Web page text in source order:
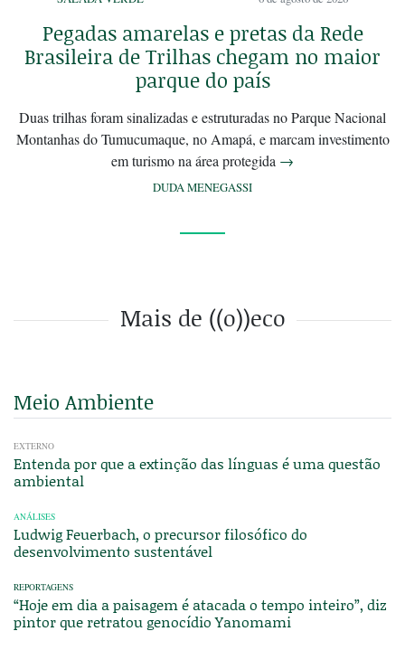
Pegadas amarelas e pretas da Rede
Brasileira de Trilhas chegam no maior
parque do país
Duas trilhas foram sinalizadas e estruturadas no Parque Nacional
Montanhas do Tumucumaque, no Amapá, e marcam investimento
em turismo na área protegida →
DUDA MENEGASSI
Mais de ((o))eco
Meio Ambiente
EXTERNO
Entenda por que a extinção das línguas é uma questão
ambiental
ANÁLISES
Ludwig Feuerbach, o precursor filosófico do
desenvolvimento sustentável
REPORTAGENS
“Hoje em dia a paisagem é atacada o tempo inteiro”, diz
pintor que retratou genocídio Yanomami